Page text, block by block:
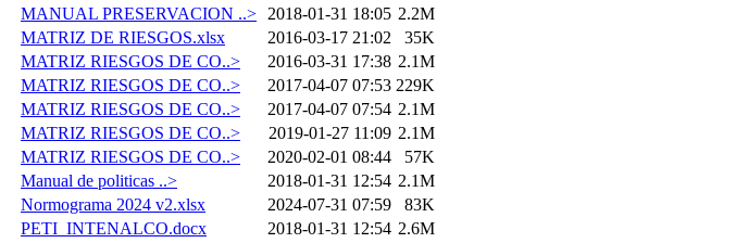
MANUAL PRESERVACION ..>
2018-01-31 18:05 2.2M
MATRIZ DE RIESGOS.xlsx
2016-03-17 21:02
35K
MATRIZ RIESGOS DE CO..>
2016-03-31 17:38 2.1M
MATRIZ RIESGOS DE CO..>
2017-04-07 07:53 229K
MATRIZ RIESGOS DE CO..>
2017-04-07 07:54 2.1M
MATRIZ RIESGOS DE CO..>
2019-01-27 11:09 2.1M
MATRIZ RIESGOS DE CO..>
2020-02-01 08:44
57K
Manual de politicas ..>
2018-01-31 12:54 2.1M
Normograma 2024 v2.xlsx
2024-07-31 07:59
83K
PETI_INTENALCO.docx
2018-01-31 12:54 2.6M